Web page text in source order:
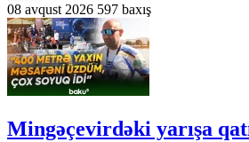
08 avqust 2026 597 baxış
Mingəçevirdəki yarışa